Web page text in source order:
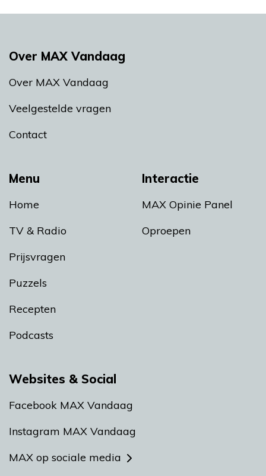
Menu
Home
TV & Radio
Prijsvragen
Puzzels
Recepten
Podcasts
Interactie
MAX Opinie Panel
Oproepen
Over MAX Vandaag
Over MAX Vandaag
Veelgestelde vragen
Contact
Websites & Social
Facebook MAX Vandaag
Instagram MAX Vandaag
MAX op sociale media